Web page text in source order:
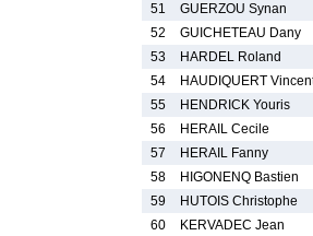
51
GUERZOU Synan
52
GUICHETEAU Dany
53
HARDEL Roland
54
HAUDIQUERT
55
HENDRICK Youris
56
HERAIL Cecile
57
HERAIL Fanny
58
HIGONENQ Bastien
59
HUTOIS Christophe
60
KERVADEC Jean